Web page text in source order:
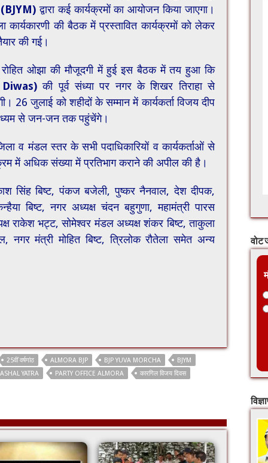
(BJYM) द्वारा कई कार्यक्रमों का आयोजन किया जाएगा।
कार्यकारणी की बैठक में प्रस्तावित कार्यक्रमों को लेकर
की गई।
रोहित ओझा की मौजूदगी में हुई इस बैठक में तय हुआ कि
की पूर्व संध्या पर नगर के शिखर तिराहा से
26 जुलाई को शहीदों के सम्मान में कार्यकर्ता विजय दीप
से जन-जन तक पहुंचेंगे।
व मंडल स्तर के सभी पदाधिकारियों व कार्यकर्ताओं से
में अधिक संख्या में प्रतिभाग कराने की अपील की है।
सिंह बिष्ट, पंकज बजेली, पुष्कर नैनवाल, देश दीपक,
बिष्ट, नगर अध्यक्ष चंदन बहुगुणा, महामंत्री पारस
राकेश भट्ट, सोमेश्वर मंडल अध्यक्ष शंकर बिष्ट, ताकुला
नगर मंत्री मोहित बिष्ट, त्रिलोक रौतेला समेत अन्य
25वीं वर्षगांठ ALMORA BJP BJP YUVA MORCHA
BJYM
YATRA
PARTY OFFICE ALMORA कारगिल विजय दिवस
वोट